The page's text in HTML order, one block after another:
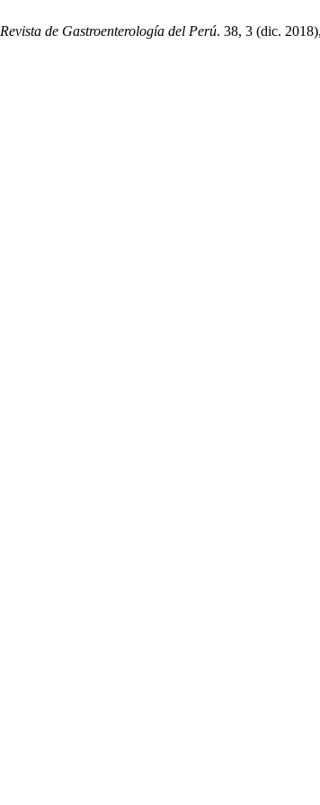
Revista de Gastroenterología del Perú. 38, 3 (dic.